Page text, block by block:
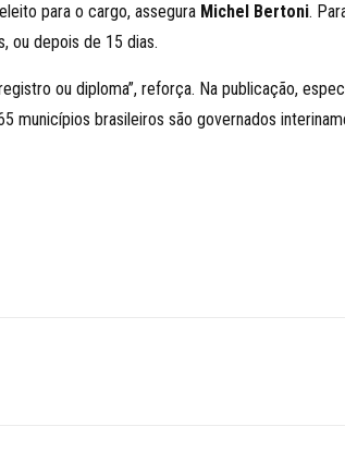
para o cargo, assegura Michel Bertoni.
ou depois de 15 dias.
ou diploma”, reforça. Na publicação,
municípios brasileiros são governados